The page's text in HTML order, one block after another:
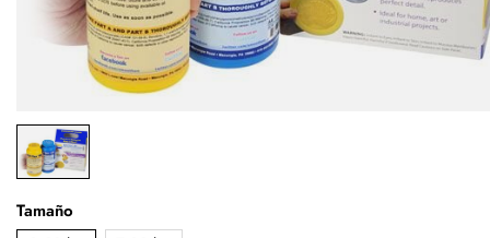
Tamaño